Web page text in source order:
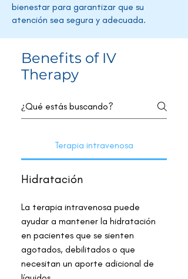
bienestar para garantizar que su
atención sea segura y adecuada.
Benefits of IV
Therapy
Terapia intravenosa
Hidratación
La terapia intravenosa puede
ayudar a mantener la hidratación
en pacientes que se sienten
agotados, debilitados o que
necesitan un aporte adicional de